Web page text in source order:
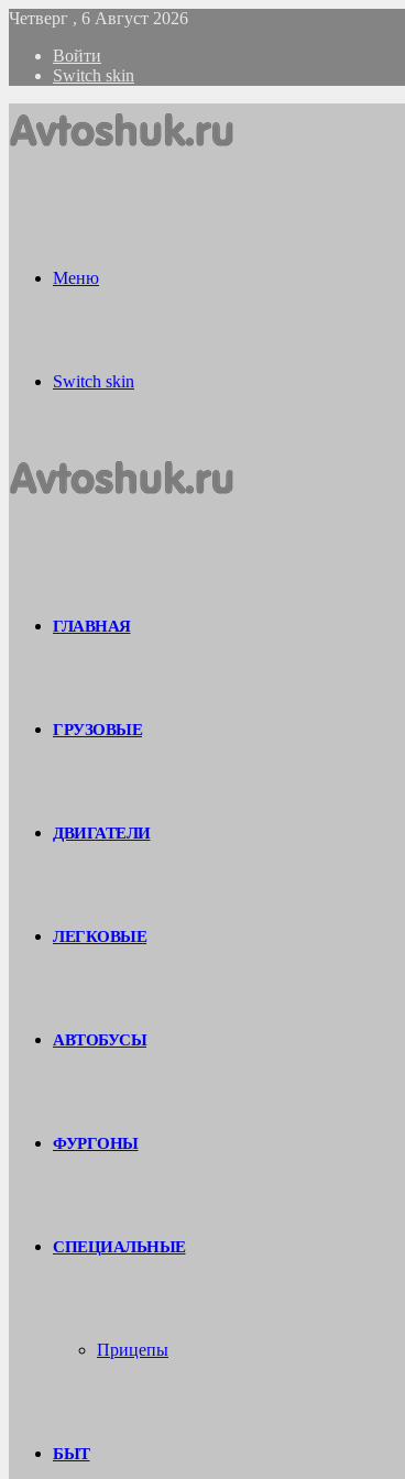
Четверг , 6 Август 2026
Войти
Switch skin
Меню
Switch skin
ГЛАВНАЯ
ГРУЗОВЫЕ
ДВИГАТЕЛИ
ЛЕГКОВЫЕ
АВТОБУСЫ
ФУРГОНЫ
СПЕЦИАЛЬНЫЕ
Прицепы
БЫТ